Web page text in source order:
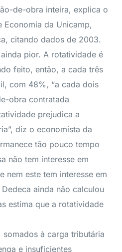
de-obra inteira, explica o
da Unicamp,
citando dados de 2003.
pior. A rotatividade é
feito, então, a cada três
com 48%, “a cada dois
obra contratada
prejudica a
diz o economista da
tão pouco tempo
não tem interesse em
nem este tem interesse em
ainda não calculou
estima que a rotatividade
somados à carga tributária
e insuficientes